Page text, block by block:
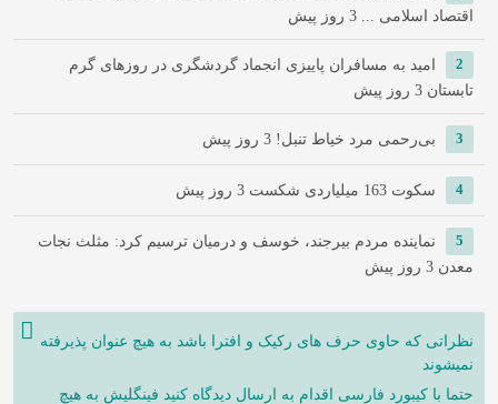
اقتصاد اسلامی ... 3 روز پیش
2
امید به مسافران پاییزی انجماد گردشگری در روزهای گرم
تابستان 3 روز پیش
3 ‌بی‌رحمی مرد خیاط تنبل! 3 روز پیش
4 سکوت 163 میلیاردی شکست 3 روز پیش
5
نماینده مردم بیرجند، خوسف و درمیان ترسیم کرد: مثلث نجات
معدن 3 روز پیش
نظراتی که حاوی حرف های رکیک و افترا باشد به هیچ عنوان پذیرفته
نمیشوند
حتما با کیبورد فارسی اقدام به ارسال دیدگاه کنید فینگلیش به هیچ